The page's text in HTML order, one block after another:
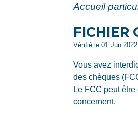
Accueil
FICHIER
Vérifié le 01 Jun
Vous avez
des chèques
Le FCC peut
concernent.